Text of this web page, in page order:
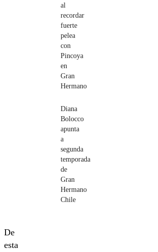
al
recordar
fuerte
pelea
con
Pincoya
en
Gran
Hermano
Diana
Bolocco
apunta
a
segunda
temporada
de
Gran
Hermano
Chile
De
esta